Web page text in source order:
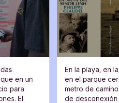
en un
para
El
En la playa, en
en el parque
metro de
de